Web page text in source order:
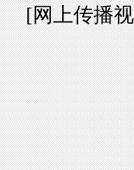
[网上传播